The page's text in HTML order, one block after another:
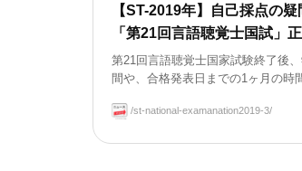
【ST-2019年】自己採点の
「第21回言語聴覚士国試」
第21回言語聴覚士国家試験終了後
間や、合格発表日までの1ヶ月の時
/st-national-examanation2019-3/